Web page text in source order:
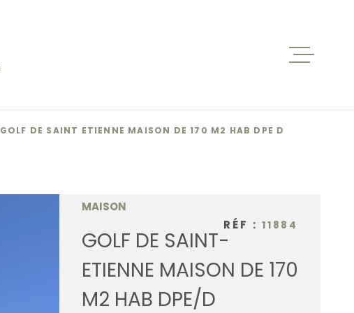
VENTES
NOS
GOLF DE SAINT ETIENNE MAISON DE 170 M2 HAB DPE D
RÉF : 11884
MAISON
GOLF DE SAINT-
ETIENNE MAISON DE 170
M2 HAB DPE/D